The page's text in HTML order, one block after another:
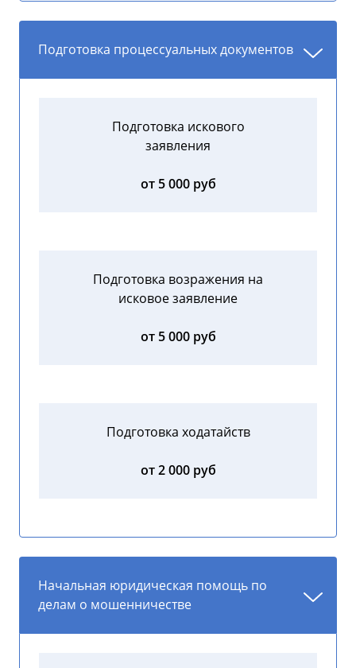
Подготовка процессуальных документов
Подготовка искового
заявления
от 5 000 руб
Подготовка возражения на
исковое заявление
от 5 000 руб
Подготовка ходатайств
от 2 000 руб
Начальная юридическая помощь по
делам о мошенничестве